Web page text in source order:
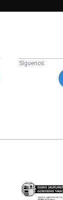
Síguenos:
Eusko